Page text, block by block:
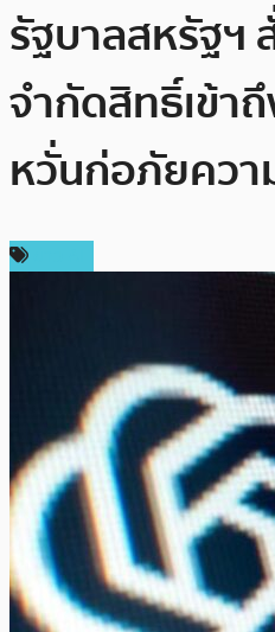
รัฐบาลสหรัฐฯ
จำกัดสิทธิ์เข้า
หวั่นก่อภัยคว